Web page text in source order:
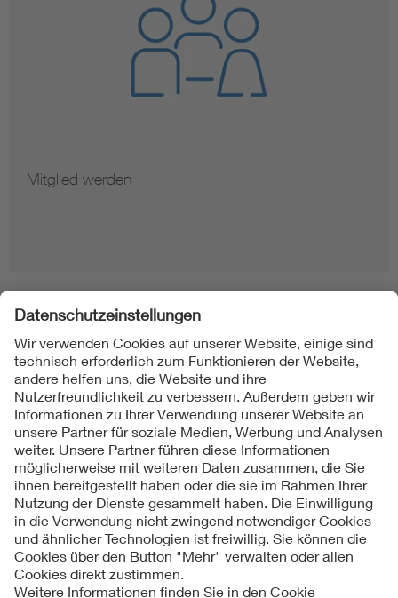
Mitglied werden
Folgen Sie uns
Kontakte
Service
Impressum